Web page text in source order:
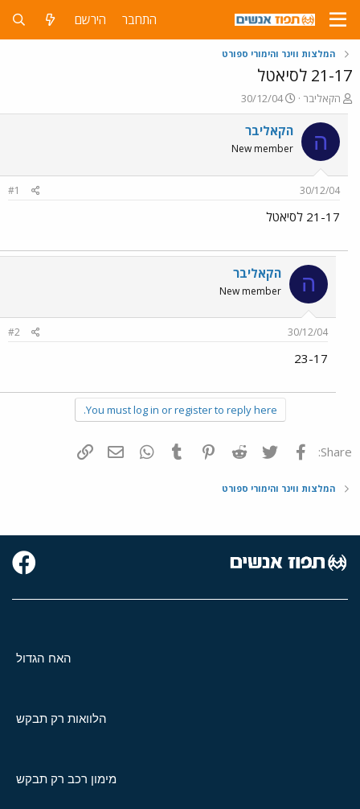
התחבר הירשם
המלצות ווינר והימורי ספורט
21-17 לסיאטל
פ
ו
ת
ח
ה
ש
א
הקאליבר
פ
ו
ר
ס
ם
ר
30/12/04
ה הקאליבר
New member
30/12/04
#1
21-17 לסיאטל
ה הקאליבר
New member
30/12/04
#2
23-17
You must log in or register to reply here.
Share: פייסבוק Twitter
Reddit
Pinterest
Tumblr
WhatsAppדואר אלקטרוני
המלצות ווינר והימורי ספורט
האח הגדול
הלוואות רק תבקש
מימון רכב רק תבקש